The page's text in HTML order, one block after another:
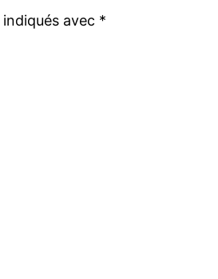
avec *